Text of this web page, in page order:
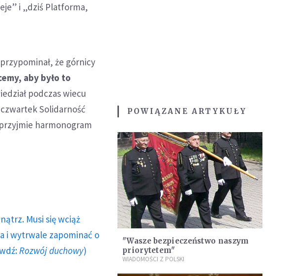
i „dziś Platforma,
że górnicy
aby było to
podczas wiecu
Solidarność
harmonogram
Musi się wciąż
i wytrwale zapominać o
Rozwój duchowy)
POWIĄZANE ARTYKUŁY
"Wasze bezpieczeństwo naszym
priorytetem"
WIADOMOŚCI Z POLSKI